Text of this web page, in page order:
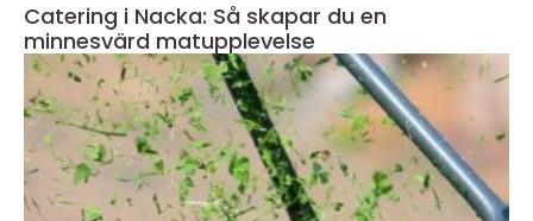
Catering i Nacka: Så skapar du en
minnesvärd matupplevelse